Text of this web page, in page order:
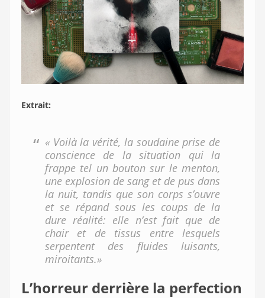
Extrait:
« Voilà la vérité, la soudaine prise de
conscience de la situation qui la
frappe tel un bouton sur le menton,
une explosion de sang et de pus dans
la nuit, tandis que son corps s’ouvre
et se répand sous les coups de la
dure réalité: elle n’est fait que de
chair et de tissus entre lesquels
serpentent des fluides luisants,
miroitants.»
L’horreur derrière la perfection